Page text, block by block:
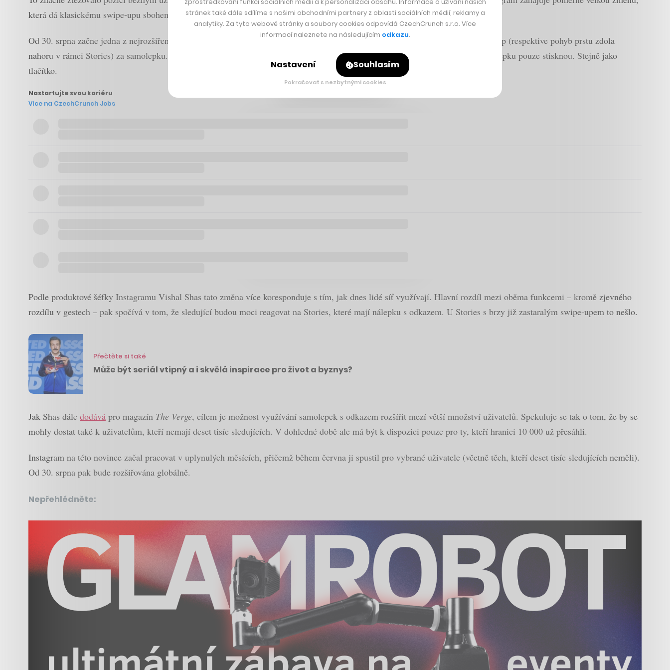
která dá klasickému swipe-upu sbohem.
Od 30. srpna začne jedna z nejrozšířenějších sociálních sítí světa, kterou ovládá Facebook Marka Zuckerberga, nahrazovat swipe-up (respektive pohyb prstu zdola
nahoru v rámci Stories) za samolepku. Ta bude fungovat na stejné bázi, akorát namísto specifického pohybu prstu uživatelé samolepku pouze stisknou. Stejně jako
tlačítko.
Nastartujte svou kariéru
Více na CzechCrunch Jobs
Podle produktové šéfky Instagramu Vishal Shas tato změna více koresponduje s tím, jak dnes lidé síť využívají. Hlavní rozdíl mezi oběma funkcemi – kromě zjevného
rozdílu v gestech – pak spočívá v tom, že sledující budou moci reagovat na Stories, které mají nálepku s odkazem. U Stories s brzy již zastaralým swipe-upem to nešlo.
Přečtěte si také
Může být seriál vtipný a i skvělá inspirace pro život a byznys?
Jak Shas dále dodává pro magazín The Verge, cílem je možnost využívání samolepek s odkazem rozšířit mezí větší množství uživatelů. Spekuluje se tak o tom, že by se
mohly dostat také k uživatelům, kteří nemají deset tisíc sledujících. V dohledné době ale má být k dispozici pouze pro ty, kteří hranici 10 000 už přesáhli.
Instagram na této novince začal pracovat v uplynulých měsících, přičemž během června ji spustil pro vybrané uživatele (včetně těch, kteří deset tisíc sledujících neměli).
Od 30. srpna pak bude rozšiřována globálně.
Nepřehlédněte:
stránek také dále sdílíme s našimi obchodními partnery z oblasti sociálních médií, reklamy a
analytiky. Za tyto webové stránky a soubory cookies odpovídá CzechCrunch s.r.o. Více
informací naleznete na následujícím odkazu.
Nastavení Souhlasím
Pokračovat s nezbytnými cookies